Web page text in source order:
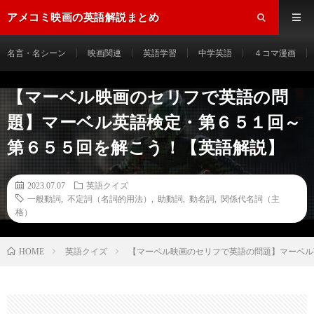
アメコミ映画の英語解説まとめ
名言・名シーン 映画関連 英語学習 中学英語 ４コマ漫画
【マーベル映画のセリフで英語の問
題】マーベル英語検定・第６５１回～
第６５５回を解こう！【英語解説】
2023.07.07
英語クイズ
一般動詞
不定詞（名詞的用法） 助動詞 動名詞
関係代名詞（主
格）
HOME 英語クイズ 【マーベル映画のセリフで英語の問題】マーベ